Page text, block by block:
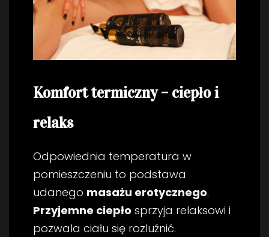
Komfort termiczny – ciepło i
relaks
Odpowiednia temperatura w
pomieszczeniu to podstawa
udanego masażu erotycznego.
Przyjemne ciepło sprzyja relaksowi i
pozwala ciału się rozluźnić.